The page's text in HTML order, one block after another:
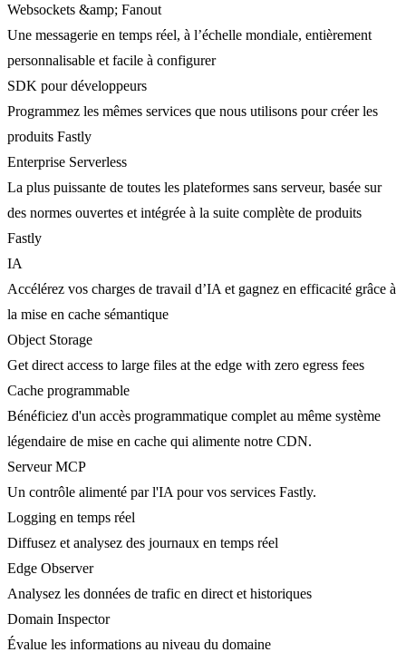
Websockets &amp; Fanout
Une messagerie en temps réel, à l’échelle mondiale, entièrement
personnalisable et facile à configurer
SDK pour développeurs
Programmez les mêmes services que nous utilisons pour créer les
produits Fastly
Enterprise Serverless
La plus puissante de toutes les plateformes sans serveur, basée sur
des normes ouvertes et intégrée à la suite complète de produits
Fastly
IA
Accélérez vos charges de travail d’IA et gagnez en efficacité grâce à
la mise en cache sémantique
Object Storage
Get direct access to large files at the edge with zero egress fees
Cache programmable
Bénéficiez d'un accès programmatique complet au même système
légendaire de mise en cache qui alimente notre CDN.
Serveur MCP
Un contrôle alimenté par l'IA pour vos services Fastly.
Logging en temps réel
Diffusez et analysez des journaux en temps réel
Edge Observer
Analysez les données de trafic en direct et historiques
Domain Inspector
Évalue les informations au niveau du domaine